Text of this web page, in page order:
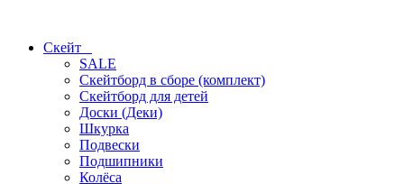
Скейт
SALE
Скейтборд в сборе (комплект)
Скейтборд для детей
Доски (Деки)
Шкурка
Подвески
Подшипники
Колёса